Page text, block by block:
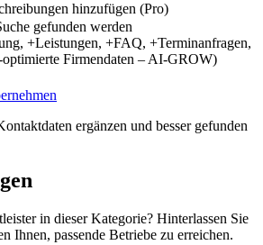
hinzufügen (Pro)
gefunden werden
+Leistungen, +FAQ, +Terminanfragen,
Firmendaten – AI-GROW)
ergänzen und besser gefunden
in dieser Kategorie? Hinterlassen Sie
Ihnen, passende Betriebe zu erreichen.